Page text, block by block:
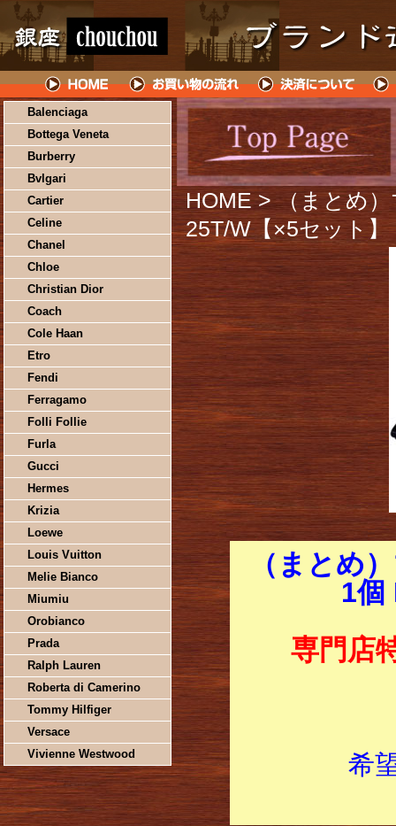
Balenciaga
Bottega Veneta
Burberry
Bvlgari
Cartier
Celine
Chanel
Chloe
Christian Dior
Coach
Cole Haan
Etro
Fendi
Ferragamo
Folli Follie
Furla
Gucci
Hermes
Krizia
Loewe
Louis Vuitton
Melie Bianco
Miumiu
Orobianco
Prada
Ralph Lauren
Roberta di Camerino
Tommy Hilfiger
Versace
Vivienne Westwood
HOME > （まとめ
25T/W【×5セット】
（まとめ
1個
専門店
希